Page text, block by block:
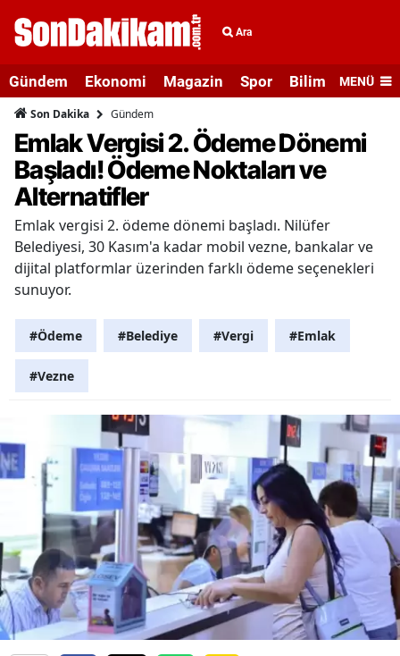
Ara
Gündem Ekonomi Magazin Spor Bilim veMENÜ
Son Dakika Gündem
Emlak Vergisi 2. Ödeme Dönemi
Başladı! Ödeme Noktaları ve
Alternatifler
Emlak vergisi 2. ödeme dönemi başladı. Nilüfer
Belediyesi, 30 Kasım'a kadar mobil vezne, bankalar ve
dijital platformlar üzerinden farklı ödeme seçenekleri
sunuyor.
#Ödeme #Belediye #Vergi #Emlak
#Vezne